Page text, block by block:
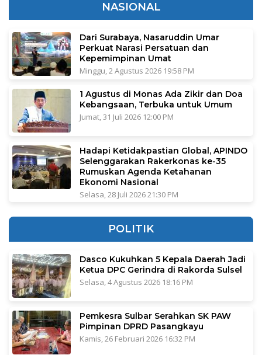
NASIONAL
Dari Surabaya, Nasaruddin Umar
Perkuat Narasi Persatuan dan
Kepemimpinan Umat
Minggu, 2 Agustus 2026 19:58 PM
1 Agustus di Monas Ada Zikir dan Doa
Kebangsaan, Terbuka untuk Umum
Jumat, 31 Juli 2026 12:00 PM
Hadapi Ketidakpastian Global, APINDO
Selenggarakan Rakerkonas ke-35
Rumuskan Agenda Ketahanan
Ekonomi Nasional
Selasa, 28 Juli 2026 21:30 PM
POLITIK
Dasco Kukuhkan 5 Kepala Daerah Jadi
Ketua DPC Gerindra di Rakorda Sulsel
Selasa, 4 Agustus 2026 18:16 PM
Pemkesra Sulbar Serahkan SK PAW
Pimpinan DPRD Pasangkayu
Kamis, 26 Februari 2026 16:32 PM